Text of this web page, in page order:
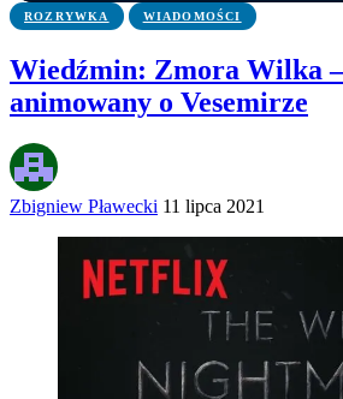
ROZRYWKA WIADOMOŚCI
Wiedźmin: Zmora Wilka
animowany o Vesemirze
Zbigniew Pławecki 11 lipca 2021